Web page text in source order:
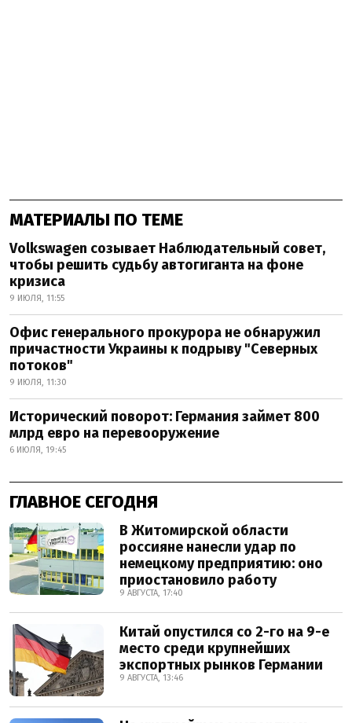
МАТЕРИАЛЫ ПО ТЕМЕ
Volkswagen созывает Наблюдательный совет,
чтобы решить судьбу автогиганта на фоне
кризиса
9 ИЮЛЯ, 11:55
Офис генерального прокурора не обнаружил
причастности Украины к подрыву "Северных
потоков"
9 ИЮЛЯ, 11:30
Исторический поворот: Германия займет 800
млрд евро на перевооружение
6 ИЮЛЯ, 19:45
ГЛАВНОЕ СЕГОДНЯ
В Житомирской области
россияне нанесли удар по
немецкому предприятию: оно
приостановило работу
9 АВГУСТА, 17:40
Китай опустился со 2-го на 9-е
место среди крупнейших
экспортных рынков Германии
9 АВГУСТА, 13:46